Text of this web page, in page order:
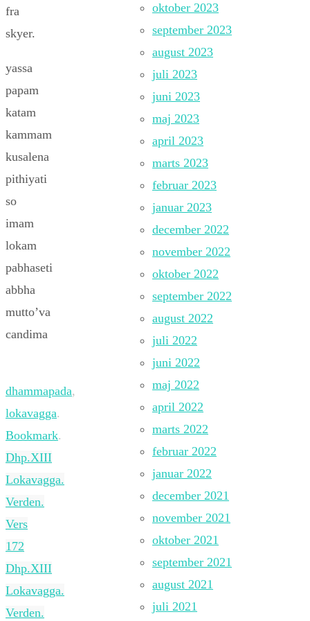
fra
skyer.
yassa
papam
katam
kammam
kusalena
pithiyati
so
imam
lokam
pabhaseti
abbha
mutto’va
candima
dhammapada,
lokavagga.
Bookmark.
Dhp.XIII
Lokavagga.
Verden.
Vers
172
Dhp.XIII
Lokavagga.
Verden.
oktober 2023
september 2023
august 2023
juli 2023
juni 2023
maj 2023
april 2023
marts 2023
februar 2023
januar 2023
december 2022
november 2022
oktober 2022
september 2022
august 2022
juli 2022
juni 2022
maj 2022
april 2022
marts 2022
februar 2022
januar 2022
december 2021
november 2021
oktober 2021
september 2021
august 2021
juli 2021